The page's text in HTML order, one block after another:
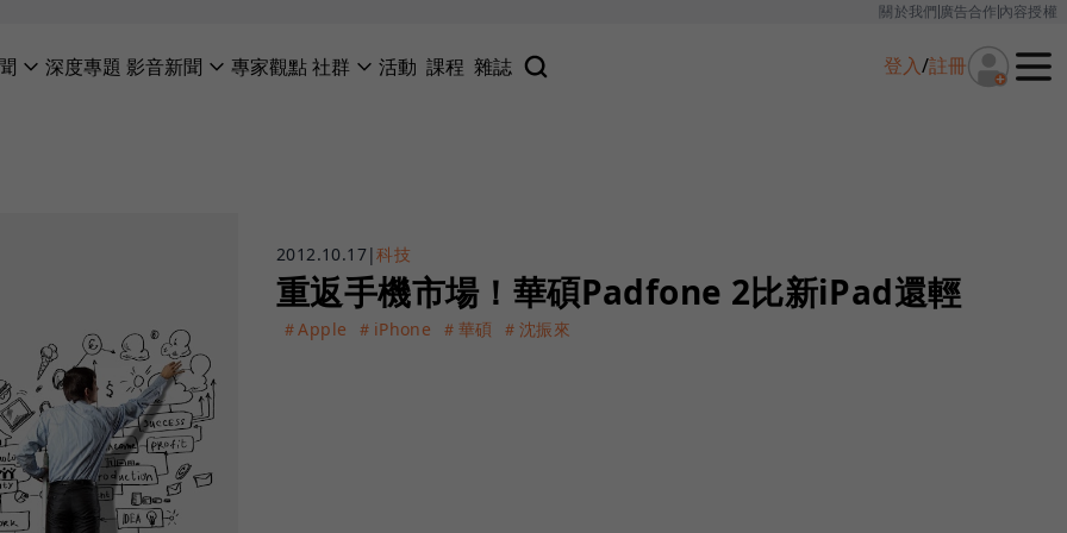
關於我們廣告合作內容授權
深度專題 影音新聞 專家觀點社群 活動 課程 雜誌 登入/註冊
2012.10.17|科技
重返手機市場！華碩Padfone 2比新iPad還輕
＃Apple ＃iPhone ＃華碩 ＃沈振來